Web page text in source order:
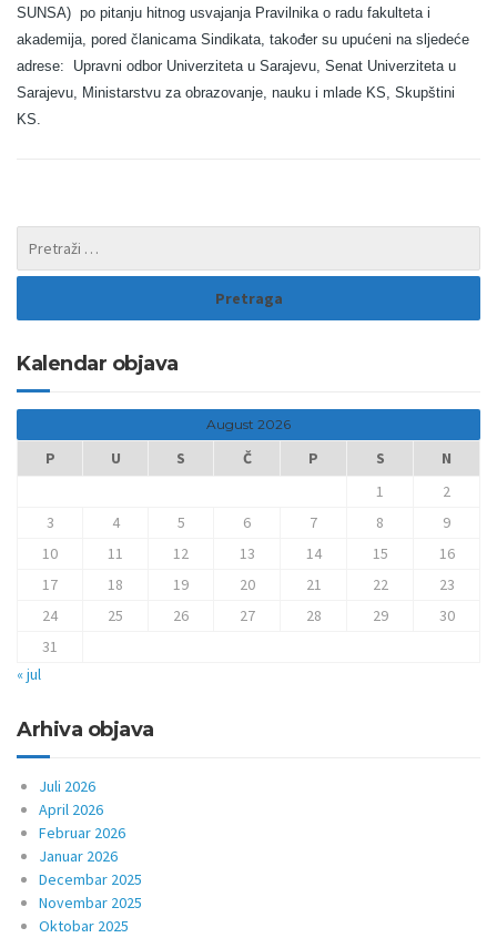
SUNSA) po pitanju hitnog usvajanja Pravilnika o radu fakulteta i
akademija, pored članicama Sindikata, također su upućeni na sljedeće
adrese: Upravni odbor Univerziteta u Sarajevu, Senat Univerziteta u
Sarajevu, Ministarstvu za obrazovanje, nauku i mlade KS, Skupštini
KS.
Kalendar objava
August 2026
P U S Č P S
N
1
2
3
4 5 6 7 8
9
10
11 12 13 14 15
16
17
18 19 20 21 22
23
24
25 26 27 28 29
30
31
« jul
Arhiva objava
Juli 2026
April 2026
Februar 2026
Januar 2026
Decembar 2025
Novembar 2025
Oktobar 2025